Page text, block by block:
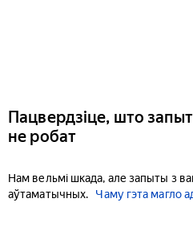
Пацвердзіце, што
не робат
Нам вельмі шкада, але запыты з
аўтаматычных.
Чаму гэта магло